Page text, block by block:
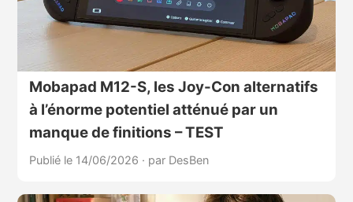
Mobapad M12-S, les Joy-Con alternatifs
à l’énorme potentiel atténué par un
manque de finitions – TEST
Publié le 14/06/2026 · par DesBen